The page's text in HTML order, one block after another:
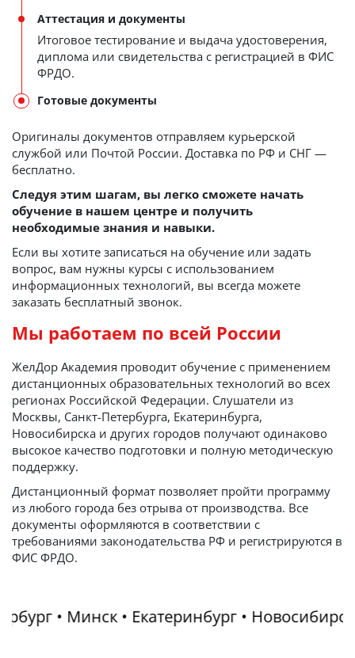
Аттестация и документы
Итоговое тестирование и выдача удостоверения,
диплома или свидетельства с регистрацией в ФИС
ФРДО.
Готовые документы
Оригиналы документов отправляем курьерской
службой или Почтой России. Доставка по РФ и СНГ —
бесплатно.
Следуя этим шагам, вы легко сможете начать
обучение в нашем центре и получить
необходимые знания и навыки.
Если вы хотите записаться на обучение или задать
вопрос, вам нужны курсы с использованием
информационных технологий, вы всегда можете
заказать бесплатный звонок.
Мы работаем по всей России
ЖелДор Академия проводит обучение с применением
дистанционных образовательных технологий во всех
регионах Российской Федерации. Слушатели из
Москвы, Санкт-Петербурга, Екатеринбурга,
Новосибирска и других городов получают одинаково
высокое качество подготовки и полную методическую
поддержку.
Дистанционный формат позволяет пройти программу
из любого города без отрыва от производства. Все
документы оформляются в соответствии с
требованиями законодательства РФ и регистрируются в
ФИС ФРДО.
• Минск • Екатеринбург •